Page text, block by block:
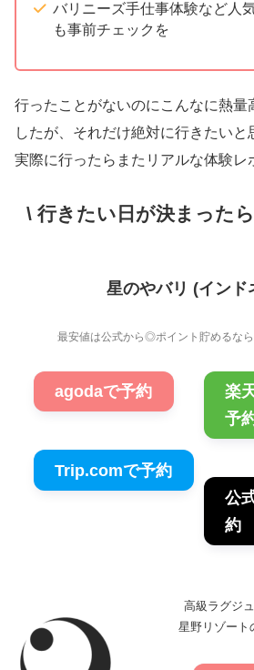
バリニーズ手仕事体験など人
も事前チェックを
行ったことがないのにこんなに熱量
したが、それだけ絶対に行きたいと
実際に行ったらまたリアルな体験レ
\ 行きたい日が決まった
星のやバリ (インド
最安値は公式から◎ポイント貯めるな
agodaで予約
Trip.comで予約
楽
予
公
約
高級ラグジ
星野リゾート